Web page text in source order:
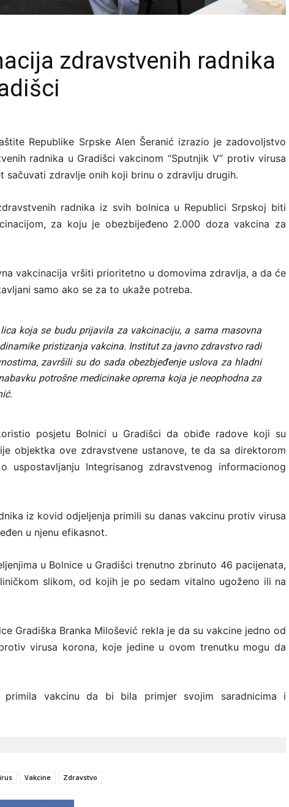
zdravstvenih radnika
Republike Srpske Alen Šeranić izrazio je zadovoljstvo
radnika u Gradišci vakcinom “Sputnjik V” protiv virusa
sačuvati zdravlje onih koji brinu o zdravlju drugih.
radnika iz svih bolnica u Republici Srpskoj biti
za koju je obezbijeđeno 2.000 doza vakcina za
vakcinacija vršiti prioritetno u domovima zdravlja, a da će
samo ako se za to ukaže potreba.
koja se budu prijavila za vakcinaciju, a sama masovna
pristizanja vakcina. Institut za javno zdravstvo radi
završili su do sada obezbjeđenje uslova za hladni
potrošne medicinake oprema koja je neophodna za
posjetu Bolnici u Gradišci da obiđe radove koji su
objektka ove zdravstvene ustanove, te da sa direktorom
uspostavljanju Integrisanog zdravstvenog informacionog
iz kovid odjeljenja primili su danas vakcinu protiv virusa
u njenu efikasnot.
u Bolnice u Gradišci trenutno zbrinuto 46 pacijenata,
slikom, od kojih je po sedam vitalno ugoženo ili na
Gradiška Branka Milošević rekla je da su vakcine jedno od
virusa korona, koje jedine u ovom trenutku mogu da
vakcinu da bi bila primjer svojim saradnicima i
Vakcine Zdravstvo